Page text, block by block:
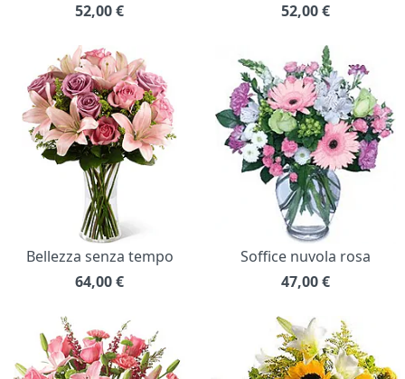
52,00€
52,00€
Bellezza senza tempo
64,00€
Soffice nuvola rosa
47,00€